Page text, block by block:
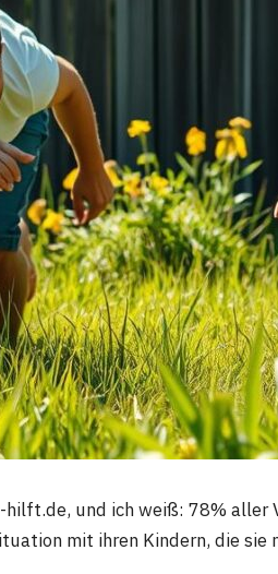
hilft.de, und ich weiß: 78% aller
mit ihren Kindern, die sie